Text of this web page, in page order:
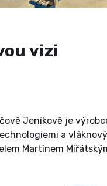
vizi
Jeníkově je
a
Martinem